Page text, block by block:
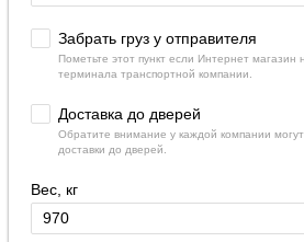
Забрать груз у отправителя
Пометьте этот пункт если Интернет магазин
терминала транспортной компании.
Доставка до дверей
Обратите внимание у каждой компании
доставки до дверей.
Вес, кг